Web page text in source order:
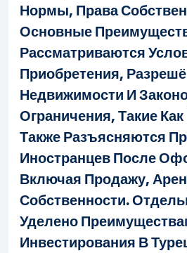
Нормы, Права
Основные
Рассматриваются
Приобретения,
Недвижимости И
Ограничения, Такие
Также Разъясняются
Иностранцев После
Включая Продажу,
Собственности.
Уделено
Инвестирования В